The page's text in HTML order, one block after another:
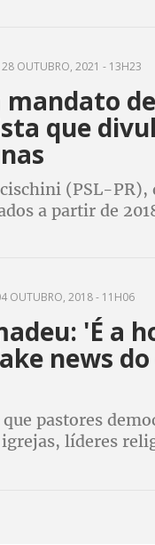
28 OUTUBRO, 2021 - 13H23
mandato
que
(PSL-
a partir de
OUTUBRO, 2018 - 11H06
'É a
news
pastores
líderes